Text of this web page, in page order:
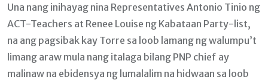
Una nang inihayag nina Representatives Antonio Tinio ng
ACT-Teachers at Renee Louise ng Kabataan Party-list,
na ang pagsibak kay Torre sa loob lamang ng walumpu’t
limang araw mula nang italaga bilang PNP chief ay
malinaw na ebidensya ng lumalalim na hidwaan sa loob